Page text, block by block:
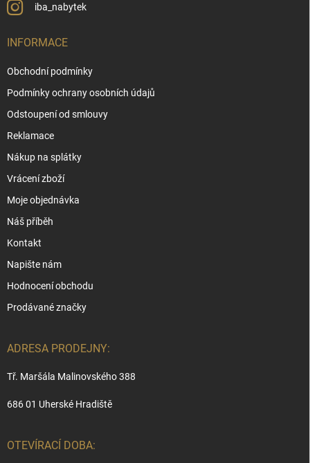
iba_nabytek
INFORMACE
Obchodní podmínky
Podmínky ochrany osobních údajů
Odstoupení od smlouvy
Reklamace
Nákup na splátky
Vrácení zboží
Moje objednávka
Náš příběh
Kontakt
Napište nám
Hodnocení obchodu
Prodávané značky
ADRESA PRODEJNY:
Tř. Maršála Malinovského 388
686 01 Uherské Hradiště
OTEVÍRACÍ DOBA: